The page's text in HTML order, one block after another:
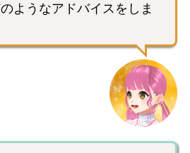
ようなアドバイスをしま